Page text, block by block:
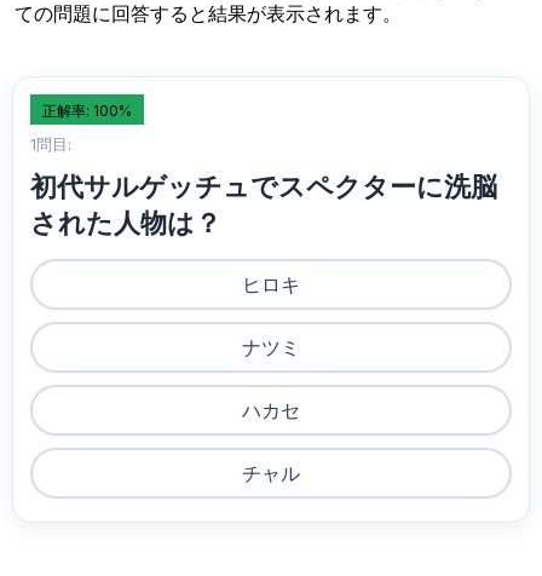
ての問題に回答すると結果が表示されます。
正解率: 100%
1問目:
初代サルゲッチュでスペクターに洗脳
された人物は？
ヒロキ
ナツミ
ハカセ
チャル